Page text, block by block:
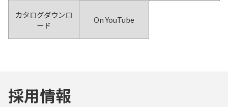
カタログダウンロ
ード
On YouTube
採用情報